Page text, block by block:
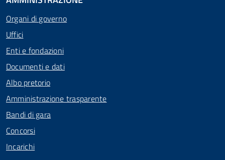
Organi di governo
Uffici
Enti e fondazioni
Documenti e dati
Albo pretorio
Amministrazione trasparente
Bandi di gara
Concorsi
Incarichi